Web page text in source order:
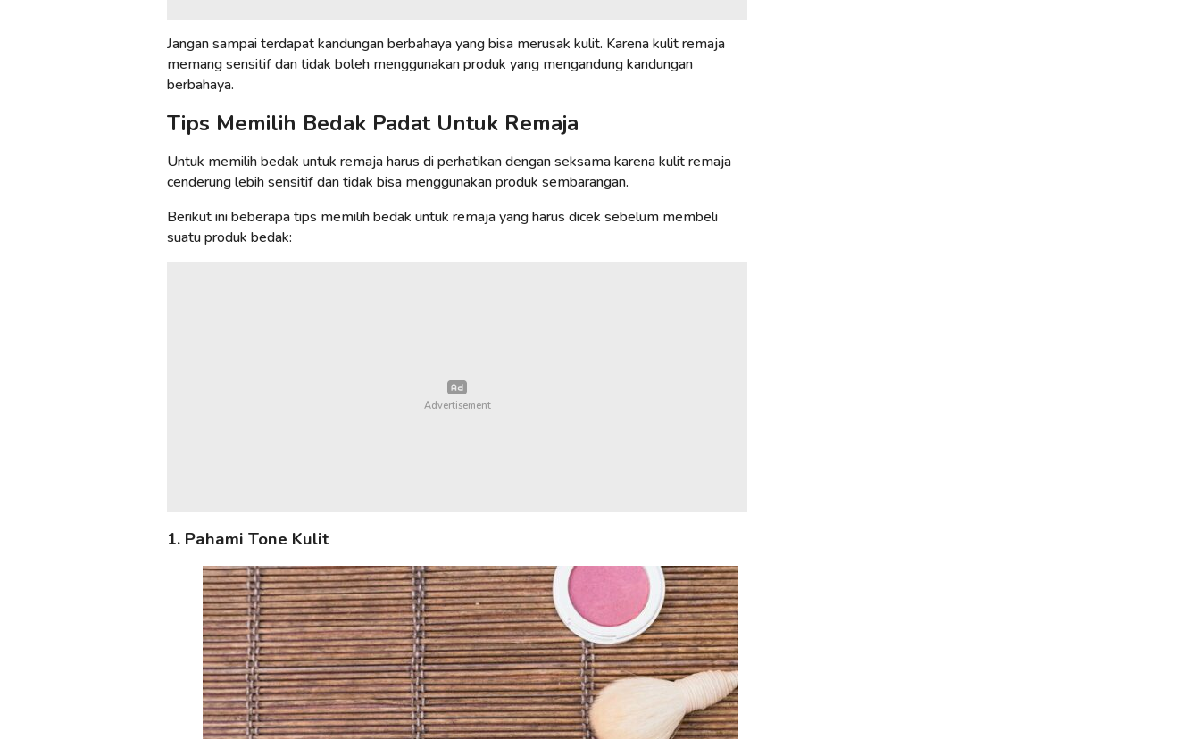
Jangan sampai terdapat kandungan berbahaya yang bisa merusak kulit. Karena kulit remaja
memang sensitif dan tidak boleh menggunakan produk yang mengandung kandungan
berbahaya.
Tips Memilih Bedak Padat Untuk Remaja
Untuk memilih bedak untuk remaja harus di perhatikan dengan seksama karena kulit remaja
cenderung lebih sensitif dan tidak bisa menggunakan produk sembarangan.
Berikut ini beberapa tips memilih bedak untuk remaja yang harus dicek sebelum membeli
suatu produk bedak:
1. Pahami Tone Kulit